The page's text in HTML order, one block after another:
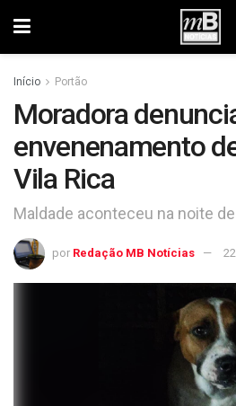
Início Portão
Moradora
envenenamento
Vila Rica
Maldade aconteceu na noite
por Redação MB Notícias